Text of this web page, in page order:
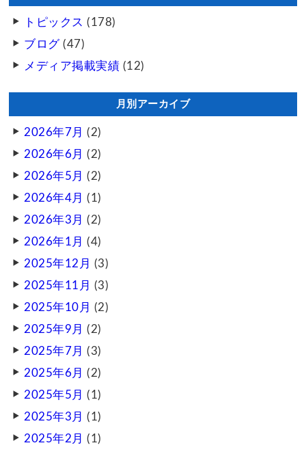
トピックス (178)
ブログ(47)
メディア掲載実績 (12)
月別アーカイブ
2026年7月 (2)
2026年6月 (2)
2026年5月 (2)
2026年4月 (1)
2026年3月 (2)
2026年1月 (4)
2025年12月 (3)
2025年11月 (3)
2025年10月 (2)
2025年9月 (2)
2025年7月 (3)
2025年6月 (2)
2025年5月 (1)
2025年3月 (1)
2025年2月 (1)